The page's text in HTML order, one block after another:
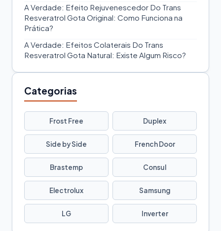
A Verdade: Efeito Rejuvenescedor Do Trans
Resveratrol Gota Original: Como Funciona na
Prática?
A Verdade: Efeitos Colaterais Do Trans
Resveratrol Gota Natural: Existe Algum Risco?
Categorias
Frost Free Duplex
Side by Side French Door
Brastemp Consul
Electrolux Samsung
LG Inverter